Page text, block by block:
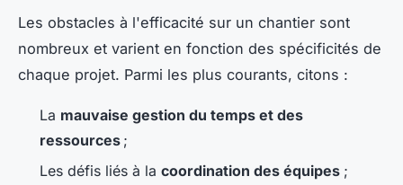
Les obstacles à l'efficacité sur un chantier sont
nombreux et varient en fonction des spécificités de
chaque projet. Parmi les plus courants, citons :
La mauvaise gestion du temps et des
ressources ;
Les défis liés à la coordination des équipes ;